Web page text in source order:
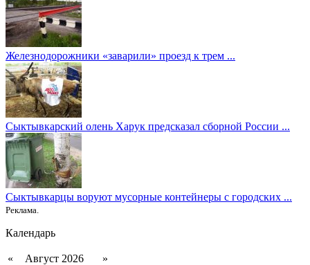
Железнодорожники «заварили» проезд к трем ...
Сыктывкарский олень Харук предсказал сборной России ...
Сыктывкарцы воруют мусорные контейнеры с городских ...
Реклама.
Календарь
« Август 2026
»